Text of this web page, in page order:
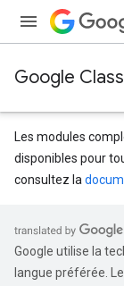
Google
Les modules
disponibles pour
consultez la
Google utilise la
langue préférée.